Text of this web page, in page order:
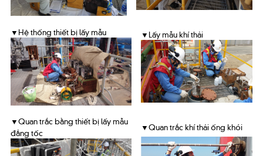
▼Hệ thống thiết bị lấy mẫu ▼Lấy mẫu khí thải
▼Quan trắc bằng thiết bị lấy mẫu
đẳng tốc
▼Quan trắc khí thải ống khói